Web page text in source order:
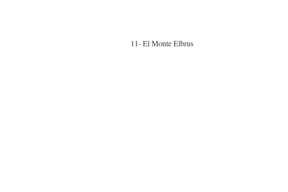
11- El Monte Elbrus